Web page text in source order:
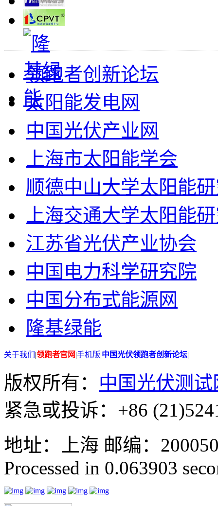
领跑者创新论坛
太阳能发电网
中国光伏产业网
上海市太阳能学会
顺德中山大学太阳能
上海交通大学太阳能
江苏省光伏产业协会
中国电力科学研究院
中国分布式能源网
隆基绿能
关于我们 |领跑者官网|手机版|中国光伏领跑者创新论坛|
版权所有： 中国光伏测试
紧急或投诉：+86
地址：上海 邮编：
Processed in 0.063903